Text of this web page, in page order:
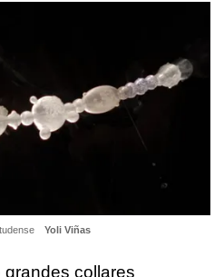
Yoli Viñas
collares